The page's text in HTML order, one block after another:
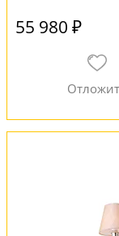
55 980 ₽